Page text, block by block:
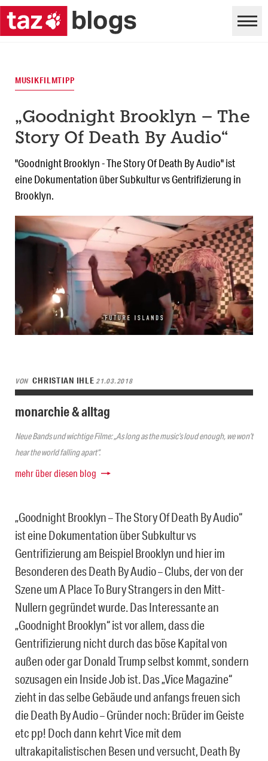
MUSIKFILMTIPP
„Goodnight Brooklyn – The
Story Of Death By Audio“
"Goodnight Brooklyn - The Story Of Death By Audio" ist
eine Dokumentation über Subkultur vs Gentrifizierung in
Brooklyn.
VON CHRISTIAN IHLE21.03.2018
monarchie & alltag
Neue Bands und wichtige Filme: „As long as the music’s loud enough, we won’t
hear the world falling apart“.
mehr über diesen blog
„Goodnight Brooklyn – The Story Of Death By Audio“
ist eine Dokumentation über Subkultur vs
Gentrifizierung am Beispiel Brooklyn und hier im
Besonderen des Death By Audio – Clubs, der von der
Szene um A Place To Bury Strangers in den Mitt-
Nullern gegründet wurde. Das Interessante an
„Goodnight Brooklyn“ ist vor allem, dass die
Gentrifizierung nicht durch das böse Kapital von
außen oder gar Donald Trump selbst kommt, sondern
sozusagen ein Inside Job ist. Das „Vice Magazine“
zieht in das selbe Gebäude und anfangs freuen sich
die Death By Audio – Gründer noch: Brüder im Geiste
etc pp! Doch dann kehrt Vice mit dem
ultrakapitalistischen Besen und versucht, Death By